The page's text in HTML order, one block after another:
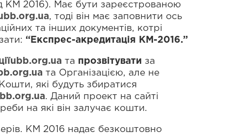
КМ 2016). Має бути зареєстрованою
, тоді він має заповнити ось
та інших документів, котрі
“Експрес-акредитація КМ-2016.”
ubb.org.ua та прозвітувати за
та Організацією, але не
які будуть збиратися
. Даний проект на сайті
на які він залучає кошти.
KM 2016 надає безкоштовно